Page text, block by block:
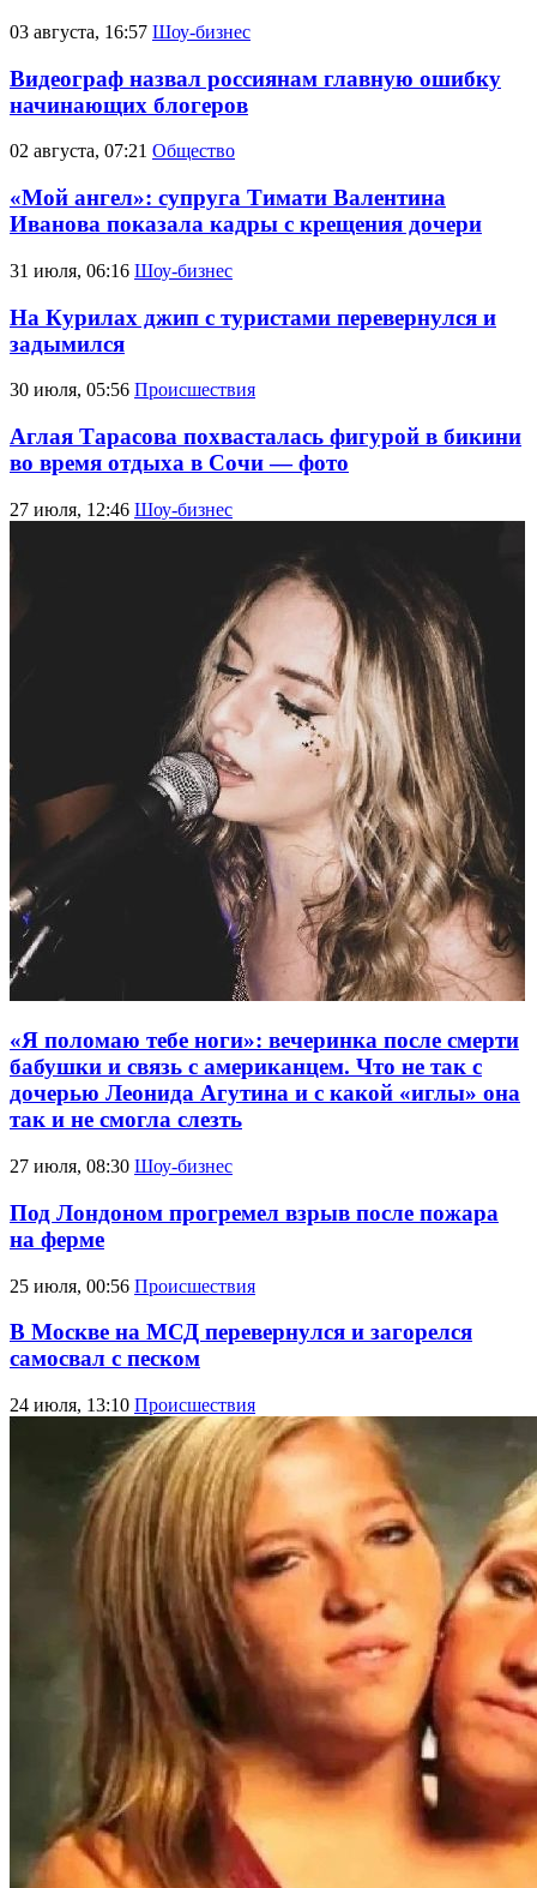
03 августа, 16:57 Шоу-бизнес
Видеограф назвал россиянам главную ошибку
начинающих блогеров
02 августа, 07:21 Общество
«Мой ангел»: супруга Тимати Валентина
Иванова показала кадры с крещения дочери
31 июля, 06:16 Шоу-бизнес
На Курилах джип с туристами перевернулся и
задымился
30 июля, 05:56 Происшествия
Аглая Тарасова похвасталась фигурой в бикини
во время отдыха в Сочи — фото
27 июля, 12:46 Шоу-бизнес
«Я поломаю тебе ноги»: вечеринка после смерти
бабушки и связь с американцем. Что не так с
дочерью Леонида Агутина и с какой «иглы» она
так и не смогла слезть
27 июля, 08:30 Шоу-бизнес
Под Лондоном прогремел взрыв после пожара
на ферме
25 июля, 00:56 Происшествия
В Москве на МСД перевернулся и загорелся
самосвал с песком
24 июля, 13:10 Происшествия